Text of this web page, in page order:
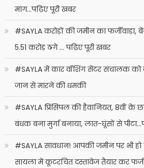
मांग…पढ़िए पूरी खबर
#SAYLA करोड़ों की जमीन का फर्जीवाड़ा,
5.51 करोड़ ठगे … पढ़िए पूरी खबर
#SAYLA में कार वॉशिंग सेंटर संचालक
जान से मारने की धमकी
#SAYLA प्रिंसिपल की हैवानियत, 8वीं के
बंधक बना मुर्गा बनाया, लात-घूंसों से
#SAYLA सावधान! आपकी जमीन पर भी हो
सायला में कूटरचित दस्तावेज तैयार कर फर्जी